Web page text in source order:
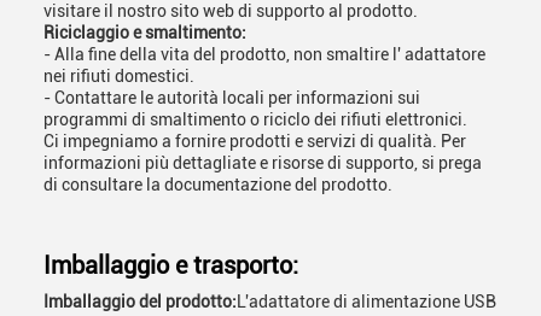
visitare il nostro sito web di supporto al prodotto.
Riciclaggio e smaltimento:
- Alla fine della vita del prodotto, non smaltire l' adattatore
nei rifiuti domestici.
- Contattare le autorità locali per informazioni sui
programmi di smaltimento o riciclo dei rifiuti elettronici.
Ci impegniamo a fornire prodotti e servizi di qualità. Per
informazioni più dettagliate e risorse di supporto, si prega
di consultare la documentazione del prodotto.
Imballaggio e trasporto:
Imballaggio del prodotto: L'adattatore di alimentazione USB